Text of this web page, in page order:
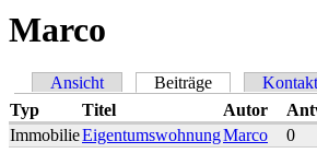
Marco
Haupt-Reiter
Ansicht Beiträge (aktiver Reiter)
Kontakt
Typ
Titel Autor
ImmobilieEigentumswohnungMarco 0